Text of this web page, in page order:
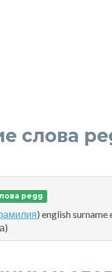
слова
pegg
) english surname